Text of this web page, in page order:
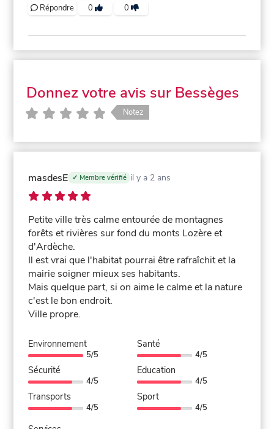
Répondre 0 0
Donnez votre avis sur Bessèges
Notez
masdesE ✓ Membre vérifié il y a 2 ans
Petite ville très calme entourée de montagnes
forêts et rivières sur fond du monts Lozère et
d'Ardèche.
Il est vrai que l'habitat pourrai être rafraîchit et la
mairie soigner mieux ses habitants.
Mais quelque part, si on aime le calme et la nature
c'est le bon endroit.
Ville propre.
Environnement
5/5
Sécurité
4/5
Transports
4/5
Santé
4/5
Education
4/5
Sport
4/5